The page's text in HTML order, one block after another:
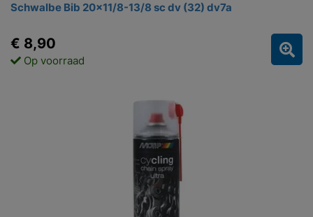
Schwalbe Bib 20x11/8-13/8 sc dv (32) dv7a
€ 8,90
Op voorraad